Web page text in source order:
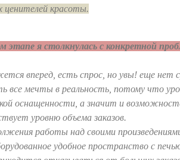
ценителей красоты.
этапе я столкнулась с конкретной
вперед, есть спрос, но увы! еще нет
все мечты в реальность, потому что
оснащенности, а значит и
уровню объема заказов.
работы над своими
удобное пространство с